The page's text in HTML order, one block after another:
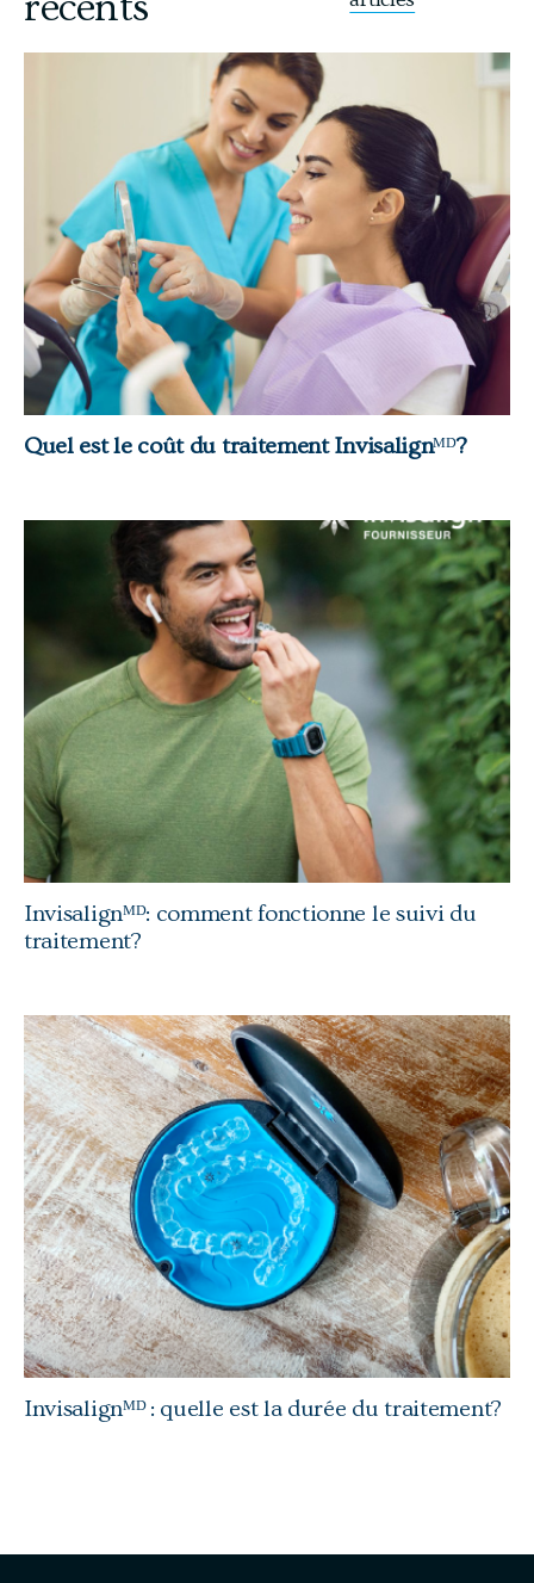
Quel est le coût du traitement Invisalignᴹᴰ?
Invisalignᴹᴰ: comment fonctionne le suivi du
traitement?
Invisalignᴹᴰ : quelle est la durée du traitement?